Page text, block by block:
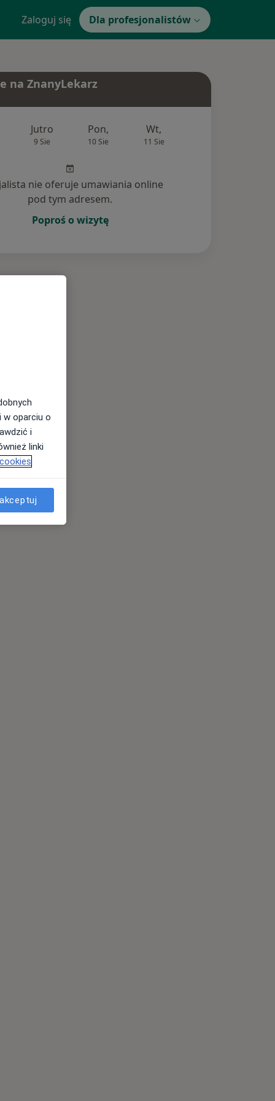
Zaloguj się Dla profesjonalistów
na ZnanyLekarz
Jutro
9 Sie
Pon,
10 Sie
Wt,
11 Sie
nie oferuje umawiania online
pod tym adresem.
Poproś o wizytę
w oparciu o
i
linki